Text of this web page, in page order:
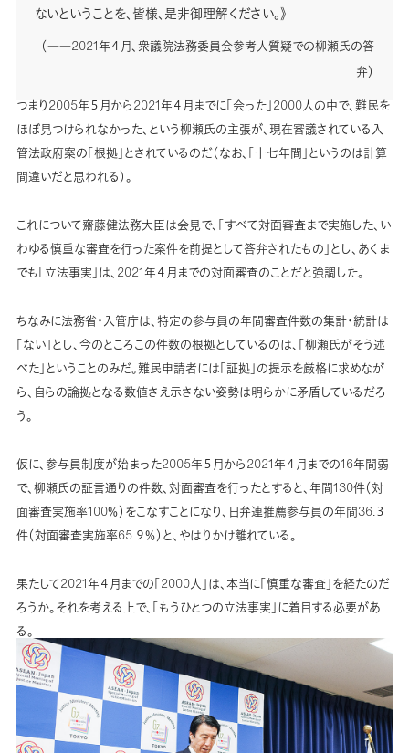
ないということを、皆様、是非御理解ください。》
（――2021年４月、衆議院法務委員会参考人質疑での柳瀬氏の答
弁）
つまり2005年５月から2021年４月までに「会った」2000人の中で、難民を
ほぼ見つけられなかった、という柳瀬氏の主張が、現在審議されている入
管法政府案の「根拠」とされているのだ（なお、「十七年間」というのは計算
間違いだと思われる）。
これについて齋藤健法務大臣は会見で、「すべて対面審査まで実施した、い
わゆる慎重な審査を行った案件を前提として答弁されたもの」とし、あくま
でも「立法事実」は、2021年４月までの対面審査のことだと強調した。
ちなみに法務省・入管庁は、特定の参与員の年間審査件数の集計・統計は
「ない」とし、今のところこの件数の根拠としているのは、「柳瀬氏がそう述
べた」ということのみだ。難民申請者には「証拠」の提示を厳格に求めなが
ら、自らの論拠となる数値さえ示さない姿勢は明らかに矛盾しているだろ
う。
仮に、参与員制度が始まった2005年５月から2021年４月までの16年間弱
で、柳瀬氏の証言通りの件数、対面審査を行ったとすると、年間130件（対
面審査実施率100％）をこなすことになり、日弁連推薦参与員の年間36.３
件（対面審査実施率65.９％）と、やはりかけ離れている。
果たして2021年４月までの「2000人」は、本当に「慎重な審査」を経たのだ
ろうか。それを考える上で、「もうひとつの立法事実」に着目する必要があ
る。